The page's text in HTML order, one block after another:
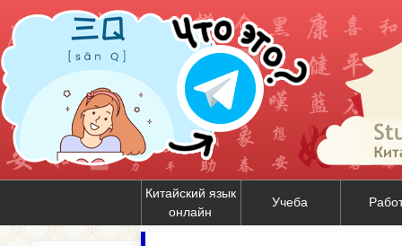
Китайский язык
онлайн
Учеба